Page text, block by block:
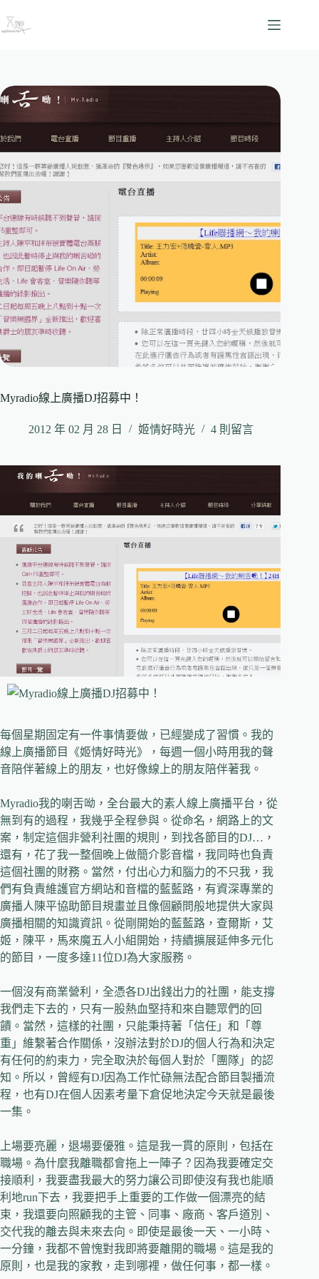
至
容
Myradio線上廣播DJ招募中！
2012 年 02 月 28 日 姬情好時光 4 則留言
每個星期固定有一件事情要做，已經變成了習慣。我的
線上廣播節目《姬情好時光》，每週一個小時用我的聲
音陪伴著線上的朋友，也好像線上的朋友陪伴著我。
Myradio我的喇舌呦，全台最大的素人線上廣播平台，從
無到有的過程，我幾乎全程參與。從命名，網路上的文
案，制定這個非營利社團的規則，到找各節目的DJ…，
還有，花了我一整個晚上做簡介影音檔，我同時也負責
這個社團的財務。當然，付出心力和腦力的不只我，我
們有負責維護官方網站和音檔的藍藍路，有資深專業的
廣播人陳平協助節目規畫並且像個顧問般地提供大家與
廣播相關的知識資訊。從剛開始的藍藍路，查爾斯，艾
姬，陳平，馬來魔五人小組開始，持續擴展延伸多元化
的節目，一度多達11位DJ為大家服務。
一個沒有商業營利，全憑各DJ出錢出力的社團，能支撐
我們走下去的，只有一股熱血堅持和來自聽眾們的回
饋。當然，這樣的社團，只能秉持著「信任」和「尊
重」維繫著合作關係，沒辦法對於DJ的個人行為和決定
有任何的約束力，完全取決於每個人對於「團隊」的認
知。所以，曾經有DJ因為工作忙碌無法配合節目製播流
程，也有DJ在個人因素考量下倉促地決定今天就是最後
一集。
上場要亮麗，退場要優雅。這是我一貫的原則，包括在
職場。為什麼我離職都會拖上一陣子？因為我要確定交
接順利，我要盡我最大的努力讓公司即使沒有我也能順
利地run下去，我要把手上重要的工作做一個漂亮的結
束，我還要向照顧我的主管、同事、廠商、客戶道別、
交代我的離去與未來去向。即使是最後一天、一小時、
一分鐘，我都不曾愧對我即將要離開的職場。這是我的
原則，也是我的家教，走到哪裡，做任何事，都一樣。